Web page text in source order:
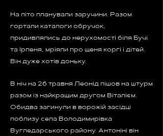
На літо планували заручини. Разом
гортали каталоги обручок,
придивлялись до нерухомості біля Бучі
та Ірпеня, мріяли про щеня коргі і дітей.
Він дуже хотів доньку.
В ніч на 26 травня Леонід пішов на штурм
разом із найкращим другом Віталієм.
Обидва загинули в ворожій засідці
поблизу села Володимирівка
Вугледарського району. Антоніні він